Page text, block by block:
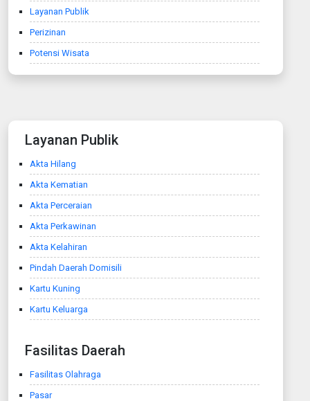
Layanan Publik
Perizinan
Potensi Wisata
Layanan Publik
Akta Hilang
Akta Kematian
Akta Perceraian
Akta Perkawinan
Akta Kelahiran
Pindah Daerah Domisili
Kartu Kuning
Kartu Keluarga
Fasilitas Daerah
Fasilitas Olahraga
Pasar